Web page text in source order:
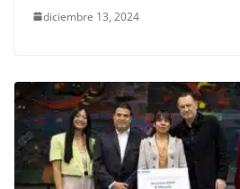
diciembre 13, 2024